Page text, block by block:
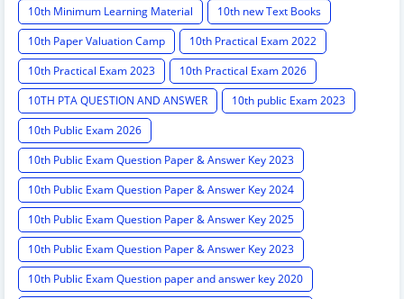
10th Minimum Learning Material
10th new Text Books
10th Paper Valuation Camp
10th Practical Exam 2022
10th Practical Exam 2023
10th Practical Exam 2026
10TH PTA QUESTION AND ANSWER
10th public Exam 2023
10th Public Exam 2026
10th Public Exam Question Paper & Answer Key 2023
10th Public Exam Question Paper & Answer Key 2024
10th Public Exam Question Paper & Answer Key 2025
10th Public Exam Question Paper & Answer Key 2023
10th Public Exam Question paper and answer key 2020